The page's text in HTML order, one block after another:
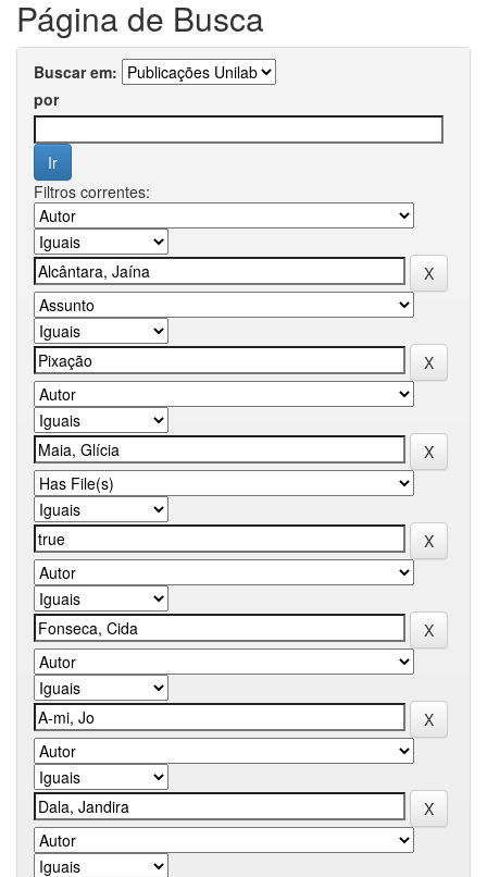
Página de Busca
Buscar em:
por
Filtros correntes: